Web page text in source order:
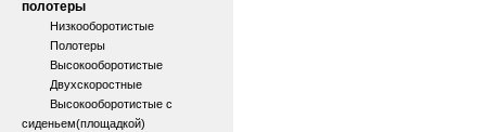
полотеры
Низкооборотистые
Полотеры
Высокооборотистые
Двухскоростные
Высокооборотистые с
сиденьем(площадкой)